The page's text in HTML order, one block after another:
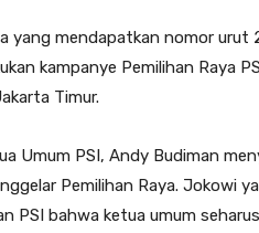
yang mendapatkan nomor
kampanye Pemilihan Raya
Timur.
Umum PSI, Andy Budiman
Pemilihan Raya. Jokowi
PSI bahwa ketua umum